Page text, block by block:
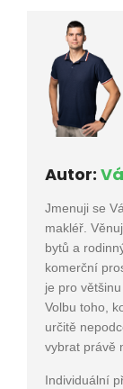
Autor:
Jmenuji se
makléř.
bytů a
komerční
je pro
Volbu toho,
určitě
vybrat právě
Individuální